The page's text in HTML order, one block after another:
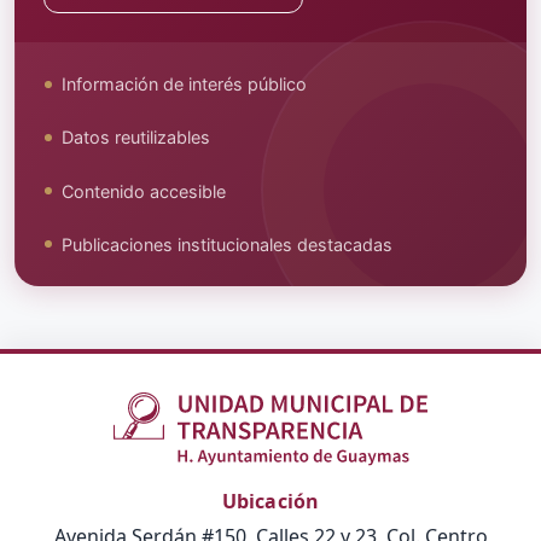
Información de interés público
Datos reutilizables
Contenido accesible
Publicaciones institucionales destacadas
Ubicación